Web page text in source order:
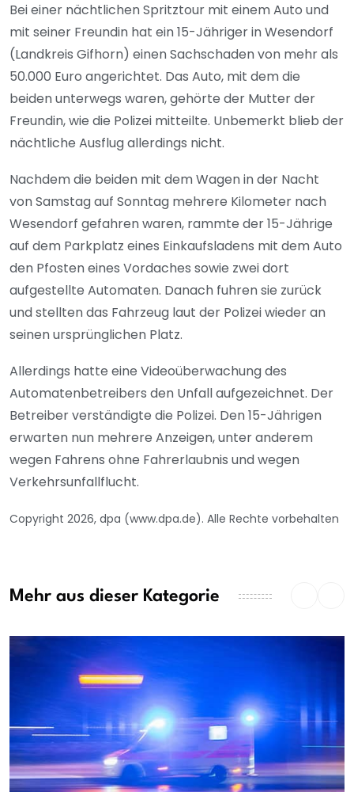
Bei einer nächtlichen Spritztour mit einem Auto und
mit seiner Freundin hat ein 15-Jähriger in Wesendorf
(Landkreis Gifhorn) einen Sachschaden von mehr als
50.000 Euro angerichtet. Das Auto, mit dem die
beiden unterwegs waren, gehörte der Mutter der
Freundin, wie die Polizei mitteilte. Unbemerkt blieb der
nächtliche Ausflug allerdings nicht.
Nachdem die beiden mit dem Wagen in der Nacht
von Samstag auf Sonntag mehrere Kilometer nach
Wesendorf gefahren waren, rammte der 15-Jährige
auf dem Parkplatz eines Einkaufsladens mit dem Auto
den Pfosten eines Vordaches sowie zwei dort
aufgestellte Automaten. Danach fuhren sie zurück
und stellten das Fahrzeug laut der Polizei wieder an
seinen ursprünglichen Platz.
Allerdings hatte eine Videoüberwachung des
Automatenbetreibers den Unfall aufgezeichnet. Der
Betreiber verständigte die Polizei. Den 15-Jährigen
erwarten nun mehrere Anzeigen, unter anderem
wegen Fahrens ohne Fahrerlaubnis und wegen
Verkehrsunfallflucht.
Copyright 2026, dpa (www.dpa.de). Alle Rechte vorbehalten
Mehr aus dieser Kategorie